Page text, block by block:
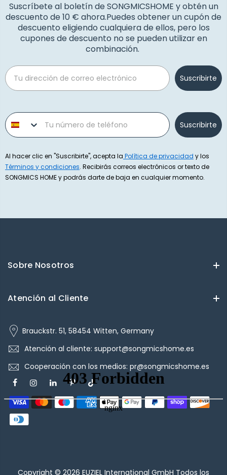
Suscríbete al boletín de SONGMICSHOME y obtén un
descuento de 10 € ahora.Puedes obtener un cupón de
descuento eligiendo cualquiera de ellos, pero los
cupones de descuento no se pueden utilizar en
combinación.
Email
Suscribirte
Phone number
Suscribirte
Al hacer clic en "Suscribirte", acepta la Política de privacidad y los
Términos y condiciones. Recibirás correos electrónicos or texto de
SONGMICS HOME y podrás darte de baja en cualquier momento.
Sobre Nosotros
Atención al Cliente
Brauckstr. 51, 58454 Witten, Germany
Atención al cliente: support@songmicshome.es
Cooperación con los medios: pr@songmicshome.es
Copyright © 2026 EUZIEL International GmbH Todos los